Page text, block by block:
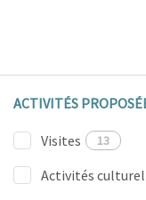
ACTIVITÉS
Visites 13
Activités